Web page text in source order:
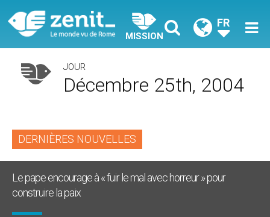
MISSION
FR
JOUR
Décembre 25th, 2004
DERNIÈRES NOUVELLES
Le pape encourage à « fuir le mal avec horreur » pour
construire la paix